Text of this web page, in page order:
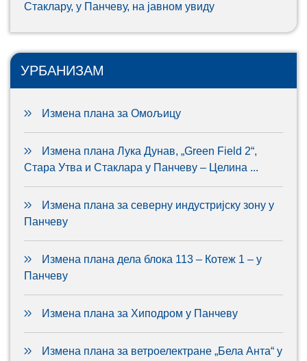
Стаклару, у Панчеву, на јавном увиду
УРБАНИЗАМ
Измена плана за Омољицу
Измена плана Лука Дунав, „Green Field 2“,
Стара Утва и Стаклара у Панчеву – Целина ...
Измена плана за северну индустријску зону у
Панчеву
Измена плана дела блока 113 – Котеж 1 – у
Панчеву
Измена плана за Хиподром у Панчеву
Измена плана за ветроелектране „Бела Анта“ у